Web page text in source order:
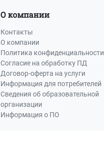
О компании
Контакты
О компании
Политика конфиденциальности
Согласие на обработку ПД
Договор-оферта на услуги
Информация для потребителей
Сведения об образовательной
организации
Информация о ПО